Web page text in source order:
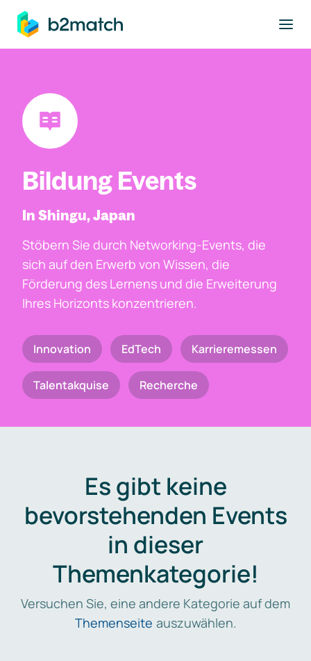
springen
Bildung Events
In Shingu, Japan
Stöbern Sie durch Networking-Events, die
sich auf den Erwerb von Wissen, die
Förderung des Lernens und die Erweiterung
Ihres Horizonts konzentrieren.
Innovation EdTech Karrieremessen
Talentakquise Recherche
Es gibt keine
bevorstehenden Events
in dieser
Themenkategorie!
Versuchen Sie, eine andere Kategorie auf dem
Themenseite auszuwählen.